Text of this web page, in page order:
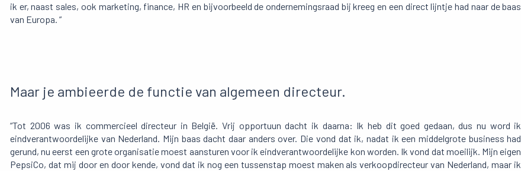
ik er, naast sales, ook marketing, finance, HR en bijvoorbeeld de ondernemingsraad bij kreeg en een direct lijntje had naar de baas
van Europa. ”
Maar je ambieerde de functie van algemeen directeur.
“Tot 2006 was ik commercieel directeur in België. Vrij opportuun dacht ik daarna: Ik heb dit goed gedaan, dus nu word ik
eindverantwoordelijke van Nederland. Mijn baas dacht daar anders over. Die vond dat ik, nadat ik een middelgrote business had
gerund, nu eerst een grote organisatie moest aansturen voor ik eindverantwoordelijke kon worden. Ik vond dat moeilijk. Mijn eigen
PepsiCo, dat mij door en door kende, vond dat ik nog een tussenstap moest maken als verkoopdirecteur van Nederland, maar ik